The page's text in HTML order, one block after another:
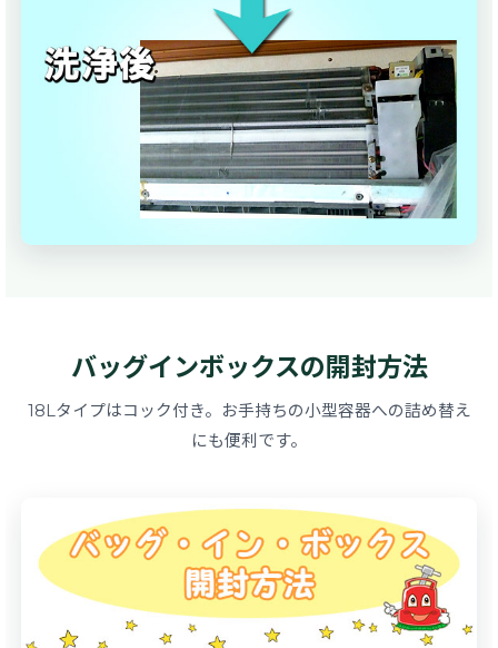
バッグインボックスの開封方法
18Lタイプはコック付き。お手持ちの小型容器への詰め替え
にも便利です。